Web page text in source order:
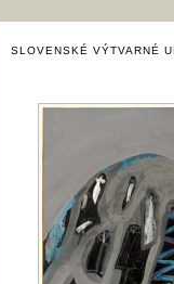
SLOVENSKÉ VÝTVARNÉ